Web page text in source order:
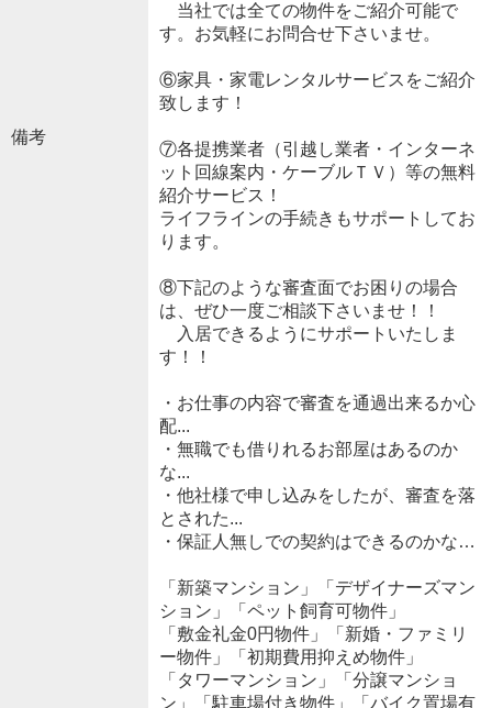
備考
当社では全ての物件をご紹介可能で
す。お気軽にお問合せ下さいませ。
⑥家具・家電レンタルサービスをご紹介
致します！
⑦各提携業者（引越し業者・インターネ
ット回線案内・ケーブルＴＶ）等の無料
紹介サービス！
ライフラインの手続きもサポートしてお
ります。
⑧下記のような審査面でお困りの場合
は、ぜひ一度ご相談下さいませ！！
入居できるようにサポートいたしま
す！！
・お仕事の内容で審査を通過出来るか心
配...
・無職でも借りれるお部屋はあるのか
な...
・他社様で申し込みをしたが、審査を落
とされた...
・保証人無しでの契約はできるのかな…
「新築マンション」「デザイナーズマン
ション」「ペット飼育可物件」
「敷金礼金0円物件」「新婚・ファミリ
ー物件」「初期費用抑えめ物件」
「タワーマンション」「分譲マンショ
ン」「駐車場付き物件」「バイク置場有